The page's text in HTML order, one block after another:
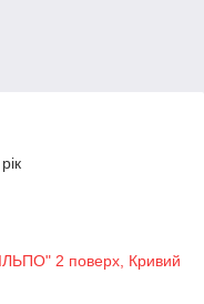
2 поверх, Кривий